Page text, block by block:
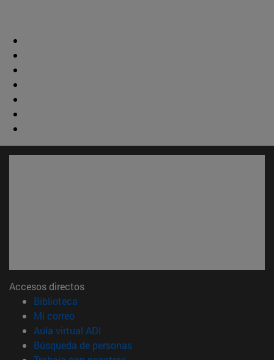
Accesos directos
Biblioteca
Mi correo(abre en nueva ventana)
Aula virtual ADI
Búsqueda de personas(abre en nueva ventana)